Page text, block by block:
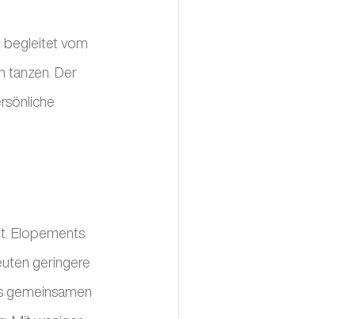
begleitet vom
tanzen. Der
Elopements
geringere
gemeinsamen